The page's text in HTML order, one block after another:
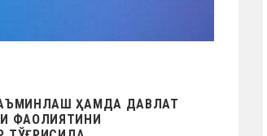
ҲАМДА ДАВЛАТ
ФАОЛИЯТИНИ